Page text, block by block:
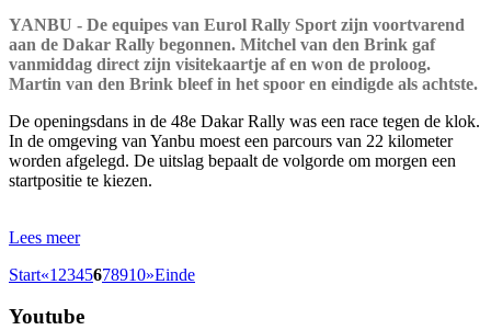
YANBU - De equipes van Eurol Rally Sport zijn voortvarend
aan de Dakar Rally begonnen. Mitchel van den Brink gaf
vanmiddag direct zijn visitekaartje af en won de proloog.
Martin van den Brink bleef in het spoor en eindigde als achtste.
De openingsdans in de 48e Dakar Rally was een race tegen de klok.
In de omgeving van Yanbu moest een parcours van 22 kilometer
worden afgelegd. De uitslag bepaalt de volgorde om morgen een
startpositie te kiezen.
Lees meer
Start«1 2345678910»Einde
Youtube